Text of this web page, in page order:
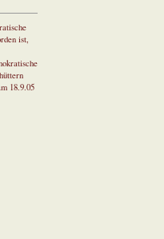
ist,
18.9.05